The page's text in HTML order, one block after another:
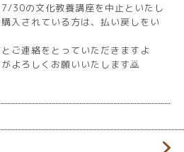
30の文化教養講座を中止といたし
入されている方は、払い戻しをい
ご連絡をとっていただきますよ
よろしくお願いいたします🙇